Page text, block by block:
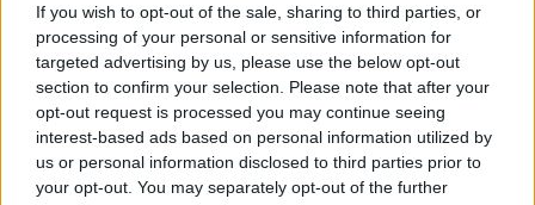
If you wish to opt-out of the sale, sharing to third parties, or
processing of your personal or sensitive information for
targeted advertising by us, please use the below opt-out
section to confirm your selection. Please note that after your
opt-out request is processed you may continue seeing
interest-based ads based on personal information utilized by
us or personal information disclosed to third parties prior to
your opt-out. You may separately opt-out of the further
Πράσινο φως της Επιτροπής Ανταγωνισμού στη
συμφωνία MSC–Sinokor Maritime